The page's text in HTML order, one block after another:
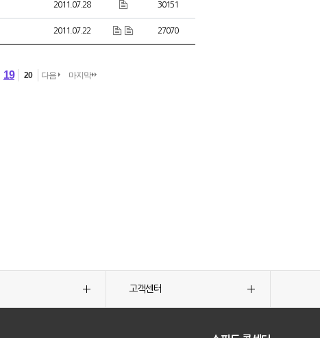
2011.07.28 30151
2011.07.22 27070
19 20 다음 마지막
고객센터